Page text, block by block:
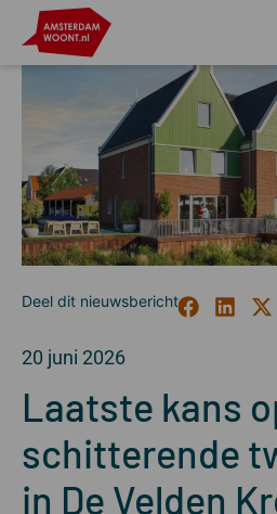
20 juni 2026
Laatste kans
schitterende
in De Velden